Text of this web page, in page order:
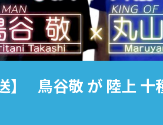
】 鳥谷敬 が 陸上 十